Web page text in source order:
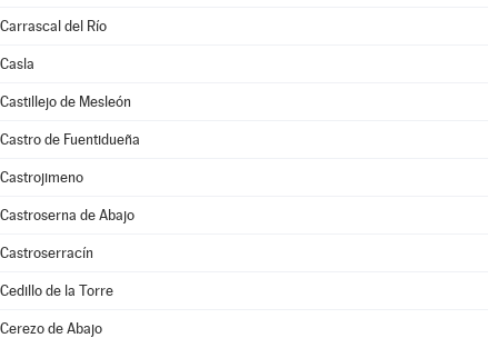
Carrascal del Río
Casla
Castillejo de Mesleón
Castro de Fuentidueña
Castrojimeno
Castroserna de Abajo
Castroserracín
Cedillo de la Torre
Cerezo de Abajo